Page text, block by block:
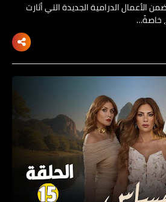
الدرامية الجديدة التي أثارت
خاصةً…